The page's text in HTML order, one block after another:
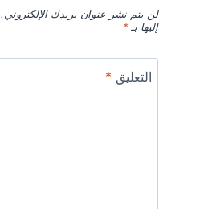
لن يتم نشر عنوان بريدك الإلكتروني.
إليها بـ*
التعليق *